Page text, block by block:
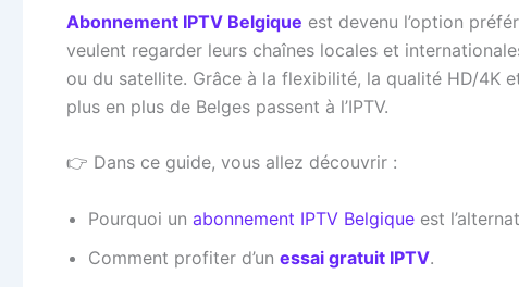
Abonnement IPTV Belgique est devenu l’option
veulent regarder leurs chaînes locales et
ou du satellite. Grâce à la flexibilité, la qualité HD/4K
plus en plus de Belges passent à l’IPTV.
👉 Dans ce guide, vous allez découvrir :
Pourquoi un abonnement IPTV Belgique est
Comment profiter d’un essai gratuit IPTV.